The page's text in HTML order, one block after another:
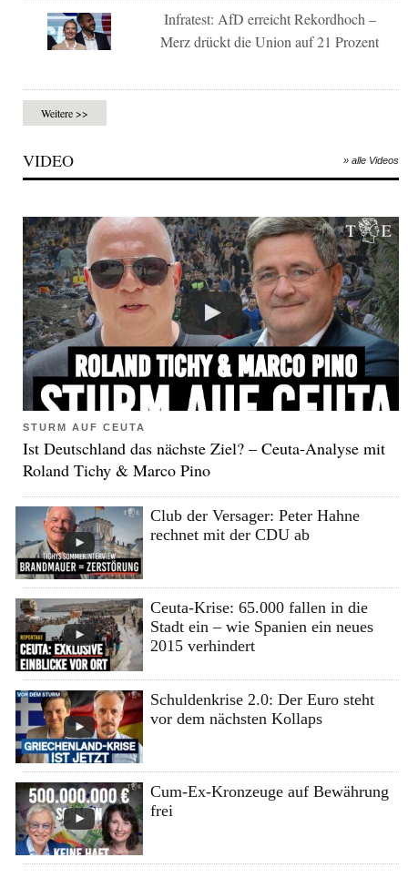
Infratest: AfD erreicht Rekordhoch –
Merz drückt die Union auf 21 Prozent
Weitere >>
VIDEO » alle Videos
STURM AUF CEUTA
Ist Deutschland das nächste Ziel? – Ceuta-Analyse mit
Roland Tichy & Marco Pino
Club der Versager: Peter Hahne
rechnet mit der CDU ab
Ceuta-Krise: 65.000 fallen in die
Stadt ein – wie Spanien ein neues
2015 verhindert
Schuldenkrise 2.0: Der Euro steht
vor dem nächsten Kollaps
Cum-Ex-Kronzeuge auf Bewährung
frei